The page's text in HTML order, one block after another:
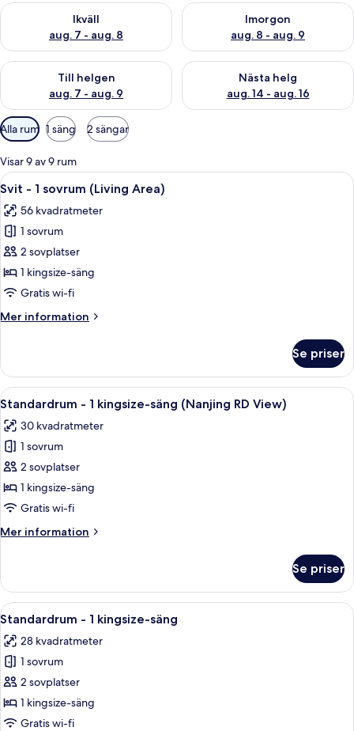
Ikväll
aug. 7 - aug. 8
Kontrollera tillgängligheten för ikväll aug. 7 - aug. 8
Imorgon
aug. 8 - aug. 9
Kontrollera tillgängligheten
Till helgen
aug. 7 - aug. 9
Kontrollera tillgängligheten för den här helgen aug. 7 - aug. 9
Nästa helg
aug. 14 - aug. 16
Kontrollera tillgängligheten
Tillgängliga
filter
för
rum
Alla rum 1 säng 2 sängar
Visar 9 av 9 rum
Öppna
alla
foton
för
Svit
-
1
(Living
Svit - 1 sovrum (Living Area) |
3
Svit - 1 sovrum (Living Area)
56 kvadratmeter
1 sovrum
2 sovplatser
1 kingsize-säng
Gratis wi-fi
Mer information
Mer
-
sovrum
Area)
Se priser
Öppna
alla
foton
för
Standardrum
-
1
säng
View)
Standardrum - 1 kingsize-säng
6
Standardrum - 1 kingsize-säng (Nanjing RD View)
30 kvadratmeter
1 sovrum
2 sovplatser
1 kingsize-säng
Gratis wi-fi
Mer information
Mer
-
kingsize-
(Nanjing
RD
Se priser
Öppna
alla
foton
för
Standardrum
-
1
Standardrum - 1 kingsize-säng |
7
Standardrum - 1 kingsize-säng
28 kvadratmeter
1 sovrum
2 sovplatser
1 kingsize-säng
Gratis wi-fi